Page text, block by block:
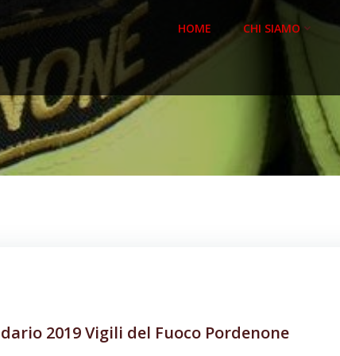
HOME CHI SIAMO
2019 Vigili del Fuoco Pordenone